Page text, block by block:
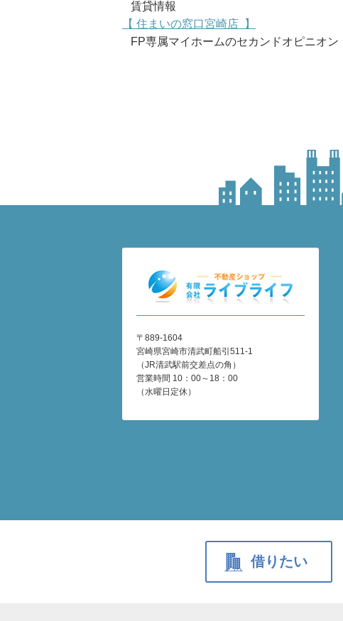
賃貸情報
【 住まいの窓口宮崎店 】
FP専属マイホームのセカンドオピニオン
〒889-1604
宮崎県宮崎市清武町船引511-1
（JR清武駅前交差点の角）
営業時間 10：00～18：00
（水曜日定休）
借りたい